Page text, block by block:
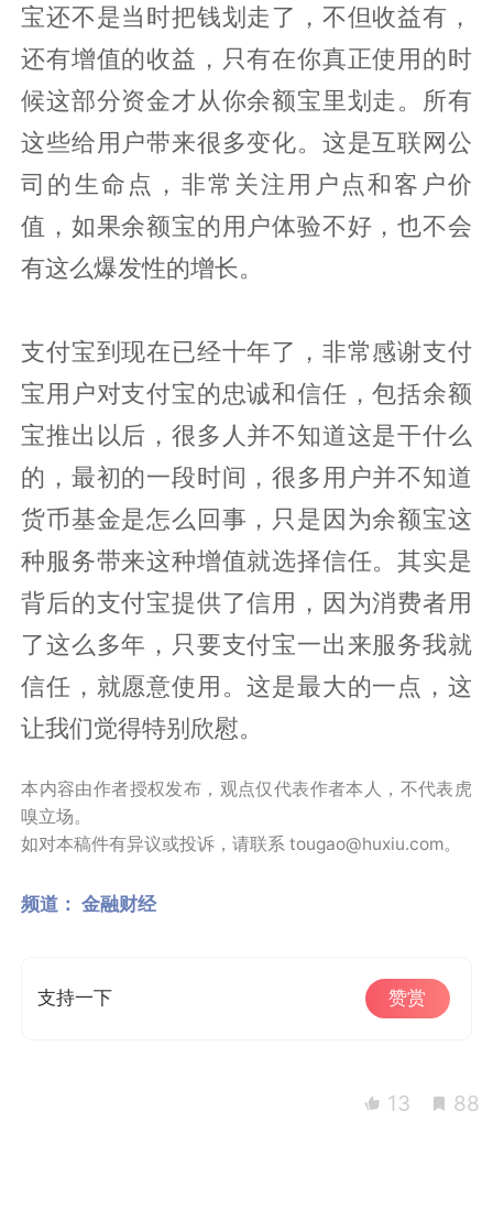
宝还不是当时把钱划走了，不但收益有，
还有增值的收益，只有在你真正使用的时
候这部分资金才从你余额宝里划走。所有
这些给用户带来很多变化。这是互联网公
司的生命点，非常关注用户点和客户价
值，如果余额宝的用户体验不好，也不会
有这么爆发性的增长。
支付宝到现在已经十年了，非常感谢支付
宝用户对支付宝的忠诚和信任，包括余额
宝推出以后，很多人并不知道这是干什么
的，最初的一段时间，很多用户并不知道
货币基金是怎么回事，只是因为余额宝这
种服务带来这种增值就选择信任。其实是
背后的支付宝提供了信用，因为消费者用
了这么多年，只要支付宝一出来服务我就
信任，就愿意使用。这是最大的一点，这
让我们觉得特别欣慰。
本内容由作者授权发布，观点仅代表作者本人，不代表虎
嗅立场。
如对本稿件有异议或投诉，请联系 tougao@huxiu.com。
频道： 金融财经
支持一下 赞赏
13 88